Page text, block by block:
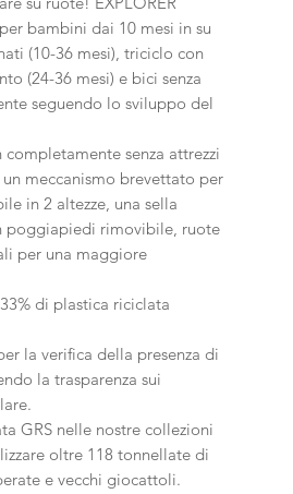
bambini dai 10 mesi in su
(10-36 mesi), triciclo con
(24-36 mesi) e bici senza
seguendo lo sviluppo del
senza attrezzi
meccanismo brevettato per
in 2 altezze, una sella
poggiapiedi rimovibile, ruote
per una maggiore
di plastica riciclata
la verifica della presenza di
la trasparenza sui
GRS nelle nostre collezioni
oltre 118 tonnellate di
e vecchi giocattoli.